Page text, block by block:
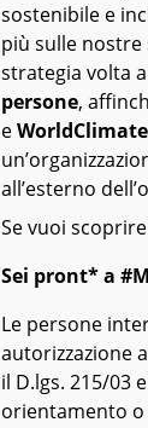
sostenibile e
più sulle nostre
strategia volta
persone,
eWorldClimate
all’esterno
Se vuoi
Sei pront* a
Le persone
autorizzazione
il D.lgs. 215/03
orientamento o